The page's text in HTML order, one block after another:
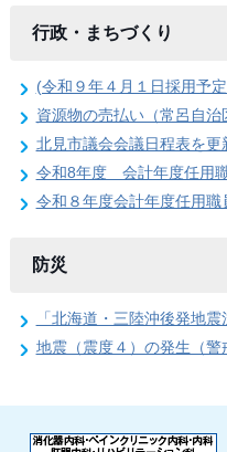
行政・まちづくり
(令和９年４月１日採用予定）北見市
資源物の売払い（常呂自治
北見市議会会議日程表を更
令和8年度 会計年度任用職員（上
令和８年度会計年度任用職員（給食
防災
「北海道・三陸沖後発地震注意
地震（震度４）の発生（警